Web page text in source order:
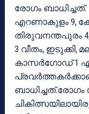
രോഗം ബാധിച്ചത്.
എറണാകുളം 9,
തിരുവനന്തപുരം
3 വീതം, ഇടുക്കി,
കാസര്‍ഗോഡ് 1
ബാധിച്ചത്.രോഗം